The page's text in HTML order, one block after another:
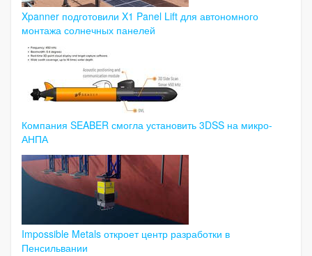
Xpanner подготовили X1 Panel Lift для автономного
монтажа солнечных панелей
Компания SEABER смогла установить 3DSS на микро-
АНПА
Impossible Metals откроет центр разработки в
Пенсильвании